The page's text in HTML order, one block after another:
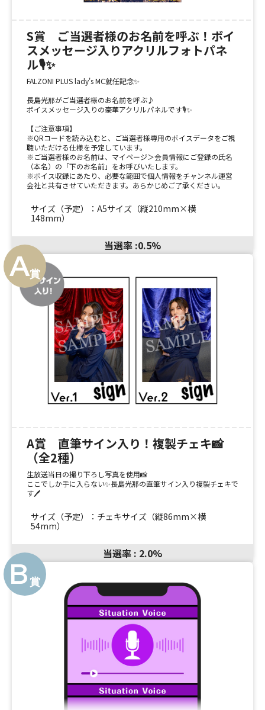
S賞 ご当選者様のお名前を呼ぶ！ボイ
スメッセージ入りアクリルフォトパネ
ル🎙️✨
FALZONI PLUS lady's MC就任記念✨
長島光那がご当選者様のお名前を呼ぶ♪
ボイスメッセージ入りの豪華アクリルパネルです🎙️✨
【ご注意事項】
※QRコードを読み込むと、ご当選者様専用のボイスデータをご視
聴いただける仕様を予定しています。
※ご当選者様のお名前は、マイページ＞会員情報にご登録の氏名
（本名）の「下のお名前」をお呼びいたします。
※ボイス収録にあたり、必要な範囲で個人情報をチャンネル運営
会社と共有させていただきます。あらかじめご了承ください。
サイズ（予定）：A5サイズ（縦210mm×横
148mm）
当選率 :0.5%
A賞 直筆サイン入り！複製チェキ📸
（全2種）
生放送当日の撮り下ろし写真を使用📸
ここでしか手に入らない✨長島光那の直筆サイン入り複製チェキで
す🖊️
サイズ（予定）：チェキサイズ（縦86mm×横
54mm）
当選率 : 2.0%